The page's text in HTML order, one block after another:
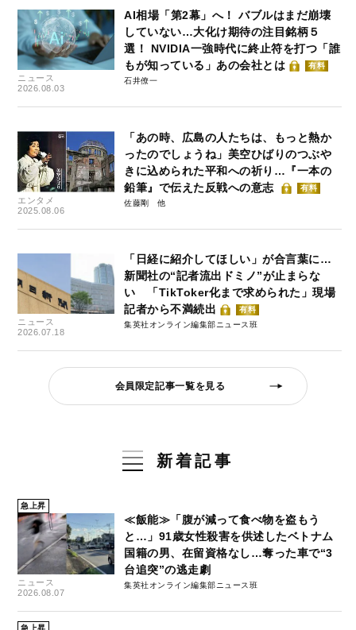
ニュース
2026.08.03
AI相場「第2幕」へ！ バブルはまだ崩壊
していない…大化け期待の注目銘柄５
選！ NVIDIA一強時代に終止符を打つ「誰
もが知っている」あの会社とは
有料
石井僚一
エンタメ
2025.08.06
「あの時、広島の人たちは、もっと熱か
ったのでしょうね」美空ひばりのつぶや
きに込められた平和への祈り…『一本の
鉛筆』で伝えた反戦への意志
有料
佐藤剛
ニュース
2026.07.18
「日経に紹介してほしい」が合言葉に…
新聞社の“記者流出ドミノ”が止まらな
い 「TikToker化まで求められた」現場
記者から不満続出
有料
集英社オンライン編集部ニュース班
会員限定記事一覧を見る
新着記事
急上昇
ニュース
2026.08.07
≪飯能≫「腹が減って食べ物を盗もう
と…」91歳女性殺害を供述したベトナム
国籍の男、在留資格なし…奪った車で“3
台追突”の逃走劇
集英社オンライン編集部ニュース班
急上昇